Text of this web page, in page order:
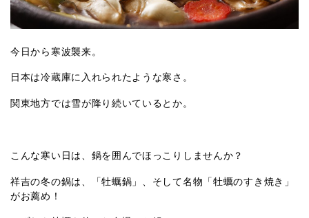
今日から寒波襲来。
日本は冷蔵庫に入れられたような寒さ。
関東地方では雪が降り続いているとか。
こんな寒い日は、鍋を囲んでほっこりしませんか？
祥吉の冬の鍋は、「牡蠣鍋」、そして名物「牡蠣のすき焼き」
がお薦め！